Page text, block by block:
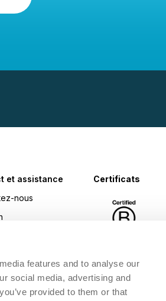
features and to analyse our
social media, advertising and
provided to them or that
et assistance
nous
Certificats